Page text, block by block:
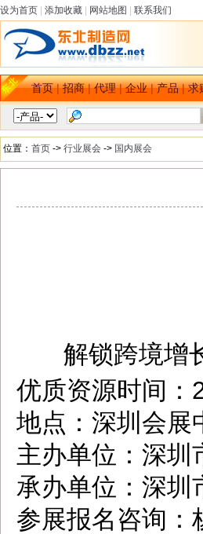
设为首页 添加收藏 网站地图 联系我们
首页|招商|代理|企业|产品|求
位置： 首页 -> 行业展会 -> 国内展会
解锁跨境增
优质资源时间：
地点：深圳会展
主办单位：深圳
承办单位：深圳
参展报名咨询